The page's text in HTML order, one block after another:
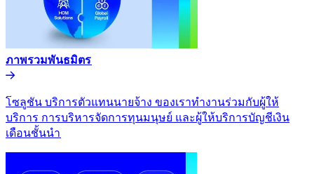
ภาพรวมพันธมิตร​​
โซลูชัน บริการตัวแทนนายจ้าง ของเราทำงานร่วมกับผู้ให้
บริการ การบริหารจัดการทุนมนุษย์ และผู้ให้บริการบัญชีเงิน
เดือนชั้นนำ​​